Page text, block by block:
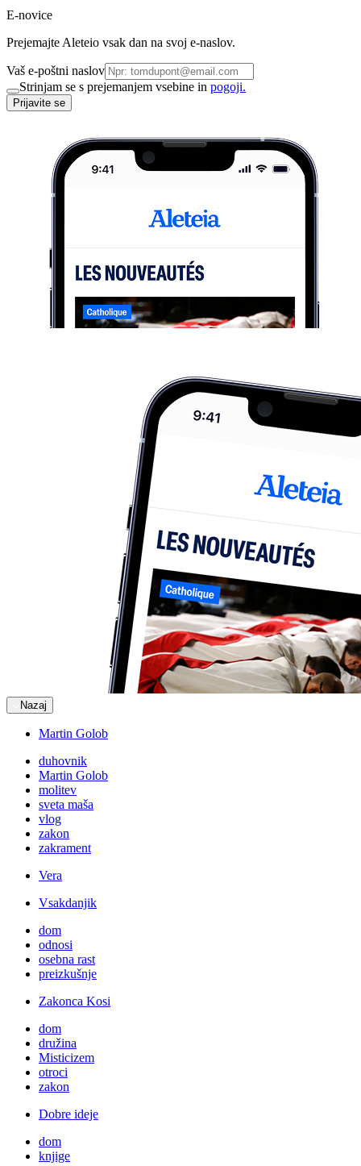
E-novice
Prejemajte Aleteio vsak dan na svoj e-naslov.
Vaš e-poštni naslov
Strinjam se s prejemanjem vsebine in pogoji.
Prijavite se
Nazaj
Martin Golob
duhovnik
Martin Golob
molitev
sveta maša
vlog
zakon
zakrament
Vera
Vsakdanjik
dom
odnosi
osebna rast
preizkušnje
Zakonca Kosi
dom
družina
Misticizem
otroci
zakon
Dobre ideje
dom
knjige